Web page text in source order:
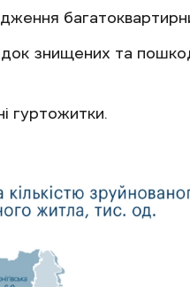
знищених та
гуртожитки.